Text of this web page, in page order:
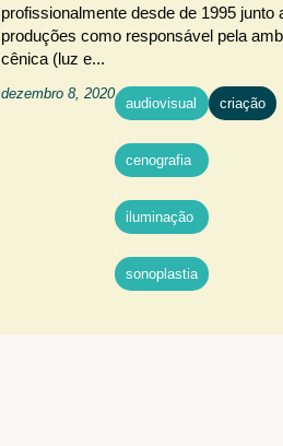
profissionalmente desde de 1995
produções como responsável pela
cênica (luz e...
dezembro 8, 2020
audiovisual
,
cenografia
,
iluminação
,
sonoplastia
criação